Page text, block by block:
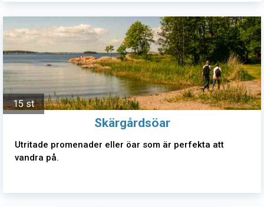
15 st
Skärgårdsöar
Utritade promenader eller öar som är perfekta att
vandra på.